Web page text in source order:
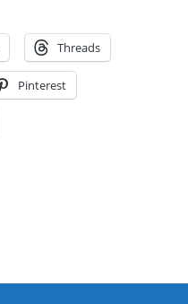
Threads
Pinterest